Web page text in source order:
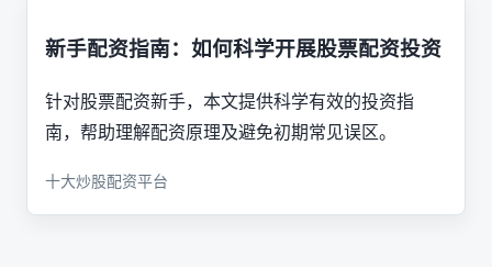
新手配资指南：如何科学开展股票配资投资
针对股票配资新手，本文提供科学有效的投资指
南，帮助理解配资原理及避免初期常见误区。
十大炒股配资平台